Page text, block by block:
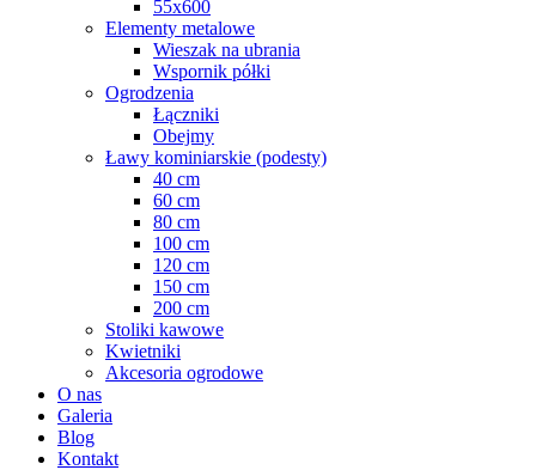
55x600
Elementy metalowe
Wieszak na ubrania
Wspornik półki
Ogrodzenia
Łączniki
Obejmy
Ławy kominiarskie (podesty)
40 cm
60 cm
80 cm
100 cm
120 cm
150 cm
200 cm
Stoliki kawowe
Kwietniki
Akcesoria ogrodowe
O nas
Galeria
Blog
Kontakt